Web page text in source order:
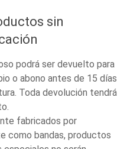
sin
podrá ser devuelto para
o abono antes de 15 días
Toda devolución tendrá
fabricados por
como bandas, productos